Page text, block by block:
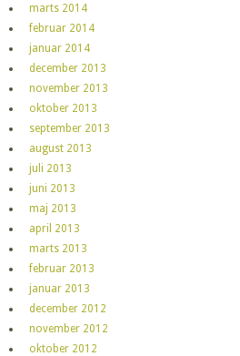
marts 2014
februar 2014
januar 2014
december 2013
november 2013
oktober 2013
september 2013
august 2013
juli 2013
juni 2013
maj 2013
april 2013
marts 2013
februar 2013
januar 2013
december 2012
november 2012
oktober 2012